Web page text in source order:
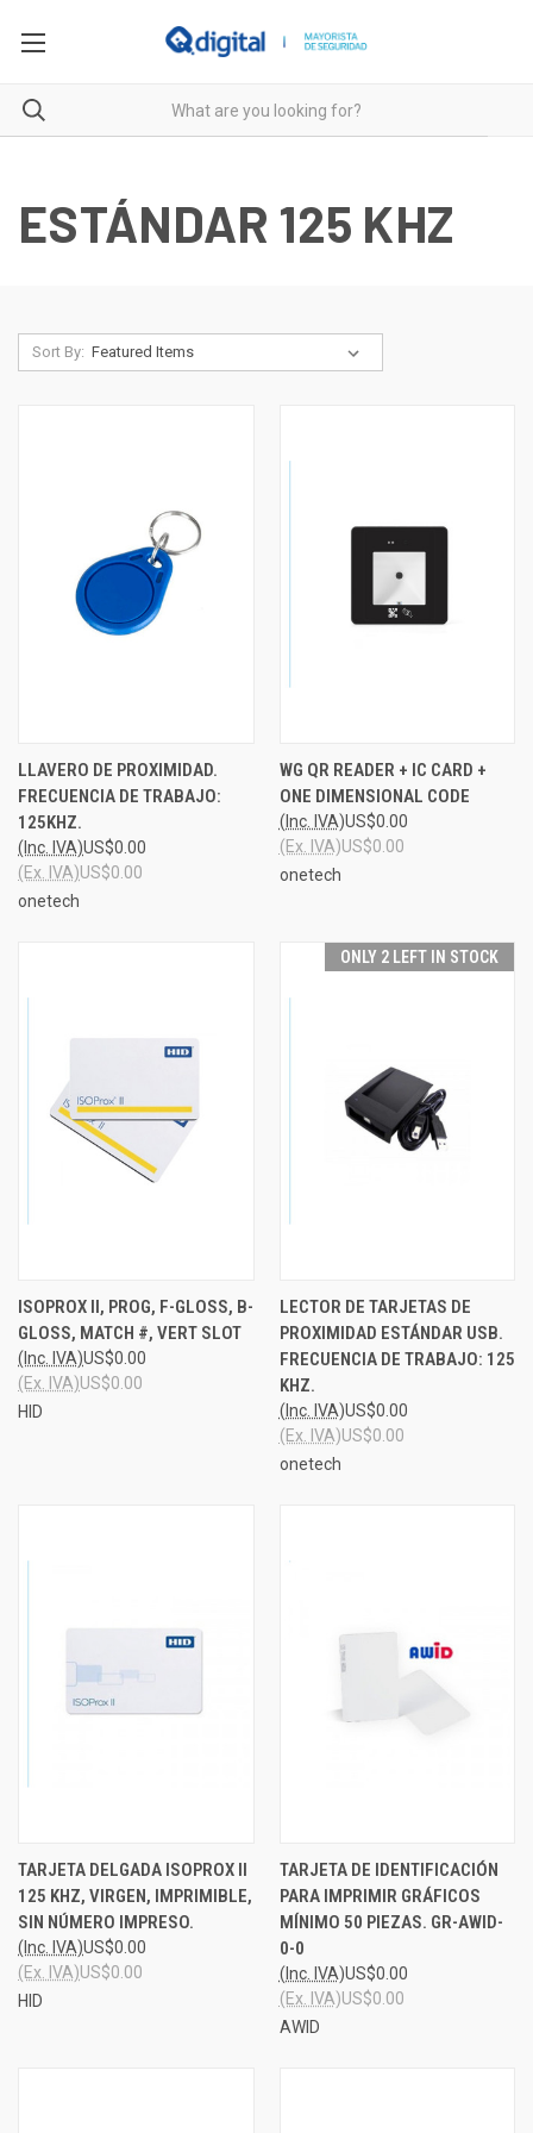
ESTÁNDAR 125 KHZ
Sort By:
LLAVERO DE PROXIMIDAD.
FRECUENCIA DE TRABAJO:
125KHZ.
US$0.00
(Inc. IVA)
US$0.00
(Ex. IVA)
onetech
WG QR READER + IC CARD +
ONE DIMENSIONAL CODE
US$0.00
(Inc. IVA)
US$0.00
(Ex. IVA)
onetech
ISOPROX II, PROG, F-GLOSS, B-
GLOSS, MATCH #, VERT SLOT
US$0.00
(Inc. IVA)
US$0.00
(Ex. IVA)
HID
ONLY 2 LEFT IN STOCK
LECTOR DE TARJETAS DE
PROXIMIDAD ESTÁNDAR USB.
FRECUENCIA DE TRABAJO: 125
KHZ.
US$0.00
(Inc. IVA)
US$0.00
(Ex. IVA)
onetech
TARJETA DELGADA ISOPROX II
125 KHZ, VIRGEN, IMPRIMIBLE,
SIN NÚMERO IMPRESO.
US$0.00
(Inc. IVA)
US$0.00
(Ex. IVA)
HID
TARJETA DE IDENTIFICACIÓN
PARA IMPRIMIR GRÁFICOS
MÍNIMO 50 PIEZAS. GR-AWID-
0-0
US$0.00
(Inc. IVA)
US$0.00
(Ex. IVA)
AWID